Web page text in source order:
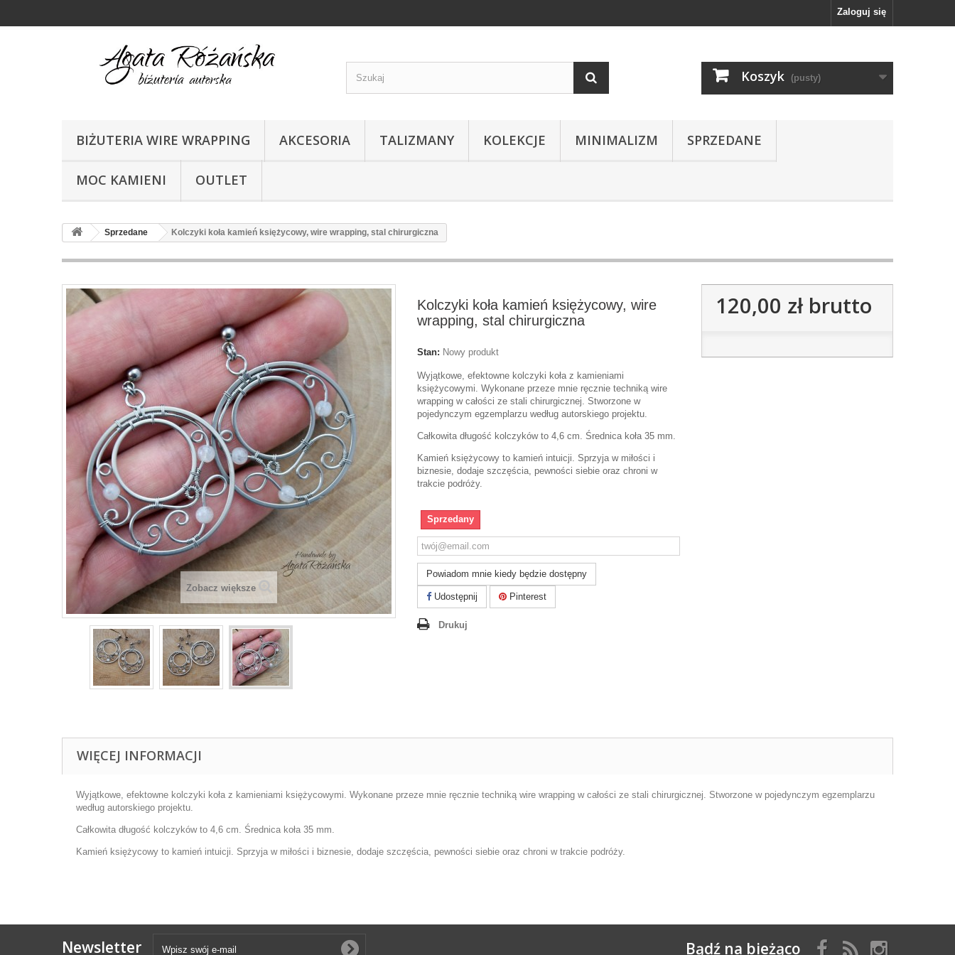
Zaloguj się
Koszyk (pusty)
BIŻUTERIA WIRE WRAPPING AKCESORIA TALIZMANY KOLEKCJE MINIMALIZM SPRZEDANE
MOC KAMIENI OUTLET
Sprzedane Kolczyki koła kamień księżycowy, wire wrapping, stal chirurgiczna
Zobacz większe
Kolczyki koła kamień księżycowy, wire
wrapping, stal chirurgiczna
Stan: Nowy produkt
Wyjątkowe, efektowne kolczyki koła z kamieniami
księżycowymi. Wykonane przeze mnie ręcznie techniką wire
wrapping w całości ze stali chirurgicznej. Stworzone w
pojedynczym egzemplarzu według autorskiego projektu.
Całkowita długość kolczyków to 4,6 cm. Średnica koła 35 mm.
Kamień księżycowy to kamień intuicji. Sprzyja w miłości i
biznesie, dodaje szczęścia, pewności siebie oraz chroni w
trakcie podróży.
Sprzedany
Powiadom mnie kiedy będzie dostępny
Udostępnij Pinterest
Drukuj
120,00 złbrutto
WIĘCEJ INFORMACJI
Wyjątkowe, efektowne kolczyki koła z kamieniami księżycowymi. Wykonane przeze mnie ręcznie techniką wire wrapping w całości ze stali chirurgicznej. Stworzone w pojedynczym egzemplarzu
według autorskiego projektu.
Całkowita długość kolczyków to 4,6 cm. Średnica koła 35 mm.
Kamień księżycowy to kamień intuicji. Sprzyja w miłości i biznesie, dodaje szczęścia, pewności siebie oraz chroni w trakcie podróży.
Newsletter Bądź na bieżąco